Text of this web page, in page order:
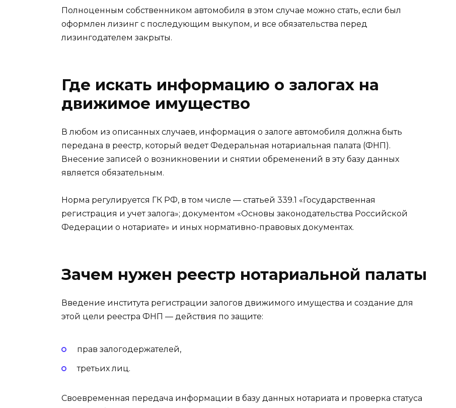
Полноценным собственником автомобиля в этом случае можно стать, если был
оформлен лизинг с последующим выкупом, и все обязательства перед
лизингодателем закрыты.
Где искать информацию о залогах на
движимое имущество
В любом из описанных случаев, информация о залоге автомобиля должна быть
передана в реестр, который ведет Федеральная нотариальная палата (ФНП).
Внесение записей о возникновении и снятии обременений в эту базу данных
является обязательным.
Норма регулируется ГК РФ, в том числе — статьей 339.1 «Государственная
регистрация и учет залога»; документом «Основы законодательства Российской
Федерации о нотариате» и иных нормативно-правовых документах.
Зачем нужен реестр нотариальной палаты
Введение института регистрации залогов движимого имущества и создание для
этой цели реестра ФНП — действия по защите:
прав залогодержателей,
третьих лиц.
Своевременная передача информации в базу данных нотариата и проверка статуса